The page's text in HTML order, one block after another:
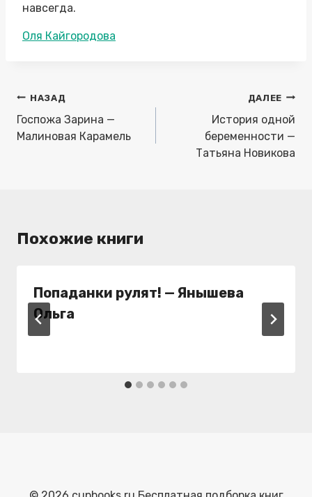
навсегда.
Метки
Оля Кайгородова
Навигация
по
записям
НАЗАД
Госпожа Зарина —
Малиновая Карамель
ДАЛЕЕ
История одной
беременности —
Татьяна Новикова
Похожие книги
Попаданки рулят! — Янышева
Ольга